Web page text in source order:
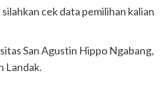
cek data pemilihan kalian
San Agustin Hippo Ngabang,
Landak.